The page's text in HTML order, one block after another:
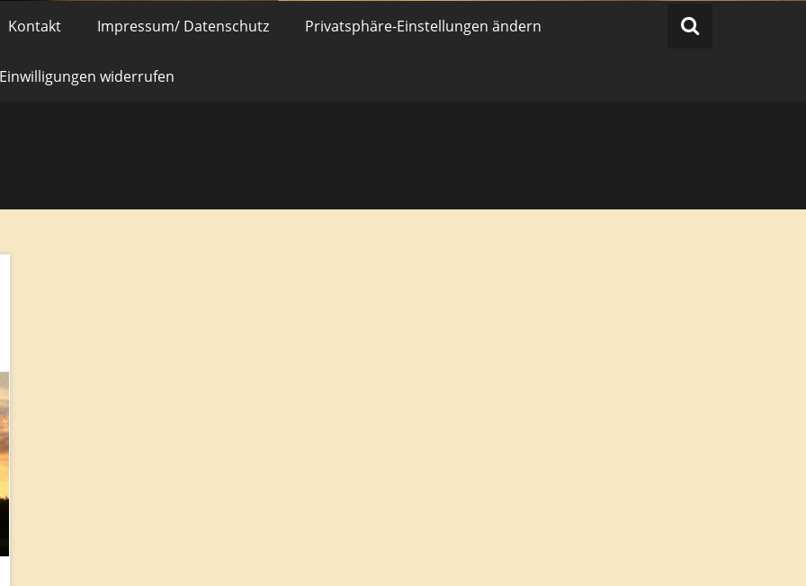
Kontakt Impressum/ Datenschutz Privatsphäre-Einstellungen ändern
Einwilligungen widerrufen